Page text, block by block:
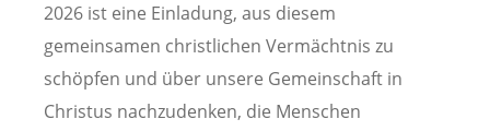
2026 ist eine Einladung, aus diesem
gemeinsamen christlichen Vermächtnis zu
schöpfen und über unsere Gemeinschaft in
Christus nachzudenken, die Menschen